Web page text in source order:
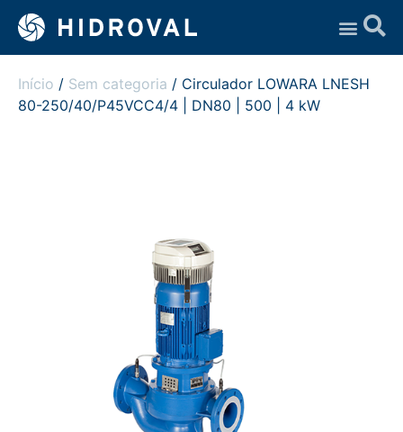
Início / Sem categoria / Circulador LOWARA LNESH
80-250/40/P45VCC4/4 | DN80 | 500 | 4 kW